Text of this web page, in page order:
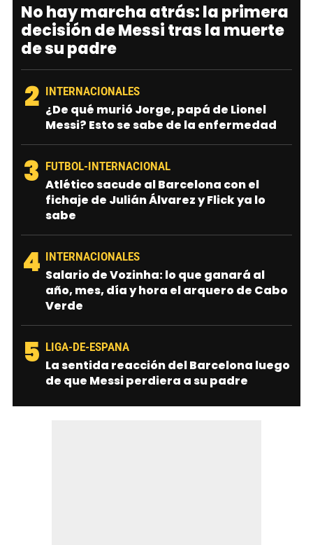
No hay marcha atrás: la primera
decisión de Messi tras la muerte
de su padre
2 INTERNACIONALES
¿De qué murió Jorge, papá de Lionel
Messi? Esto se sabe de la enfermedad
3 FUTBOL-INTERNACIONAL
Atlético sacude al Barcelona con el
fichaje de Julián Álvarez y Flick ya lo
sabe
4 INTERNACIONALES
Salario de Vozinha: lo que ganará al
año, mes, día y hora el arquero de Cabo
Verde
5 LIGA-DE-ESPANA
La sentida reacción del Barcelona luego
de que Messi perdiera a su padre